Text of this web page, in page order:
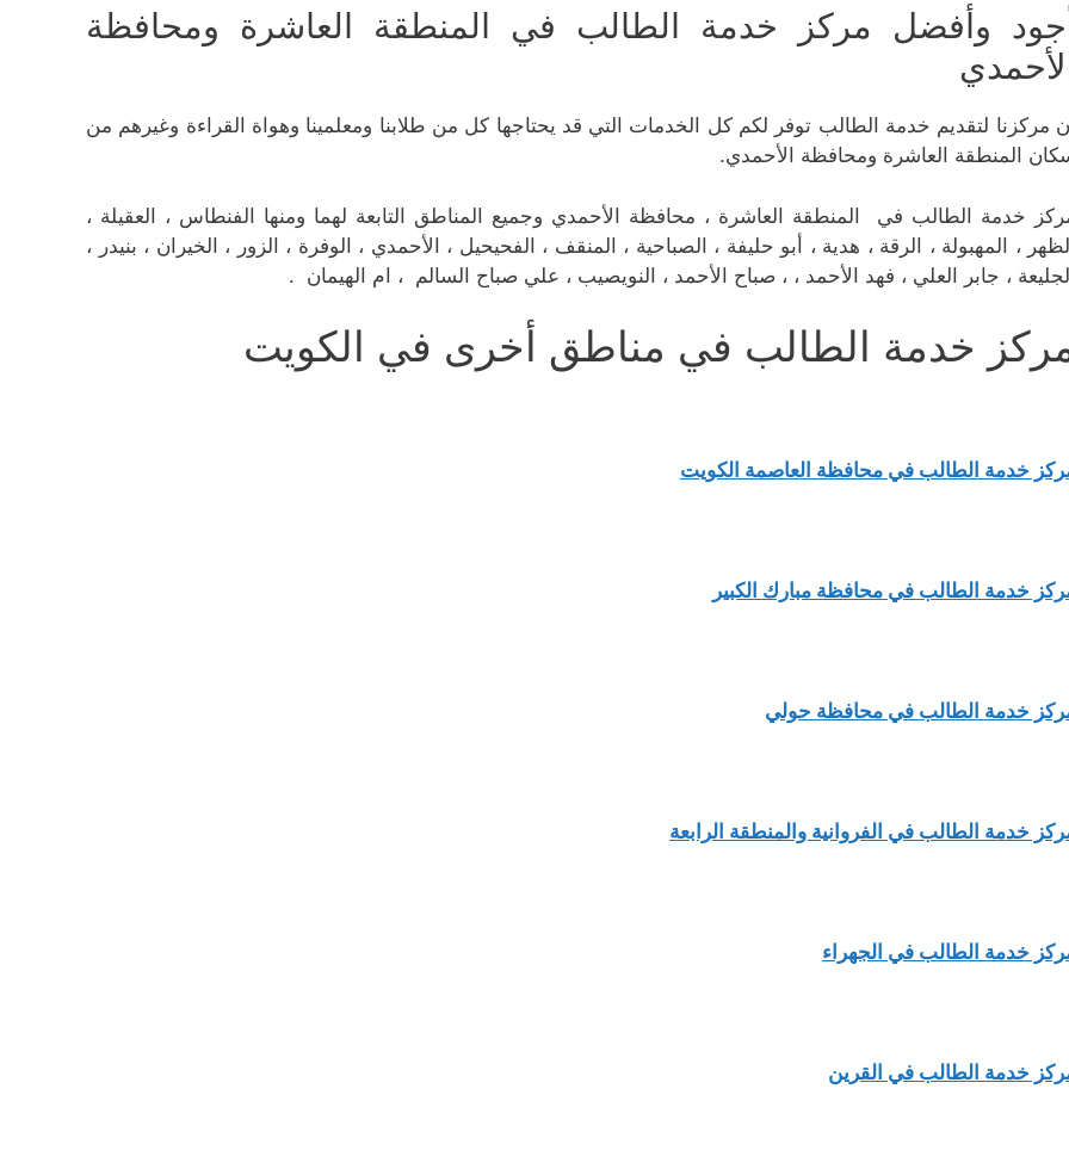
وأفضل مركز خدمة الطالب في المنطقة العاشرة ومحافظة
إن مركزنا لتقديم خدمة الطالب توفر لكم كل الخدمات التي قد يحتاجها كل من طلابنا ومعلمينا وهواة القراءة وغيرهم من
المنطقة العاشرة ومحافظة الأحمدي.
خدمة الطالب في المنطقة العاشرة ، محافظة الأحمدي وجميع المناطق التابعة لهما ومنها الفنطاس ، العقيلة ،
، المهبولة ، الرقة ، هدية ، أبو حليفة ، الصباحية ، المنقف ، الفحيحيل ، الأحمدي ، الوفرة ، الزور ، الخيران ، بنيدر ،
، جابر العلي ، فهد الأحمد ، ، صباح الأحمد ، النويصيب ، علي صباح السالم ، ام الهيمان .
خدمة الطالب في مناطق أخرى في الكويت
خدمة الطالب في محافظة العاصمة الكويت
خدمة الطالب في محافظة مبارك الكبير
خدمة الطالب في محافظة حولي
خدمة الطالب في الفروانية والمنطقة الرابعة
خدمة الطالب في الجهراء
خدمة الطالب في القرين